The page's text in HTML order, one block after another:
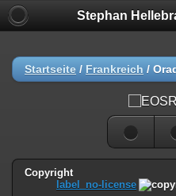
Stephan
Startseite / Frankreich /
Copyright
label_no-license